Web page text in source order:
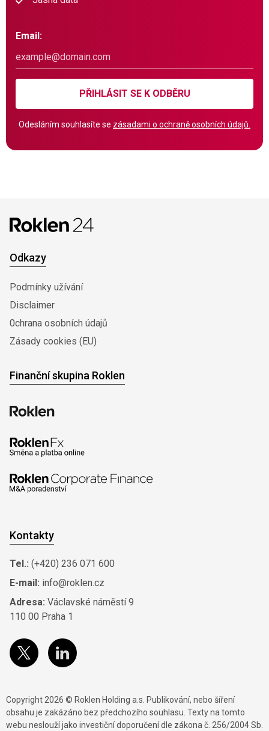
Email:
PŘIHLÁSIT SE K ODBĚRU
Odesláním souhlasíte se zásadami o ochraně osobních údajů.
Odkazy
Podmínky užívání
Disclaimer
0chrana osobních údajů
Zásady cookies (EU)
Finanční skupina Roklen
Kontakty
Tel.: (+420) 236 071 600
E-mail: info@roklen.cz
Adresa: Václavské náměstí 9
110 00 Praha 1
Copyright 2026 © Roklen Holding a.s. Publikování, nebo šíření
obsahu je zakázáno bez předchozího souhlasu. Texty na tomto
webu neslouží jako investiční doporučení dle zákona č. 256/2004 Sb.